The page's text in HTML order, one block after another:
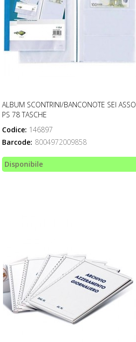
ALBUM SCONTRINI/BANCONOTE SEI ASSO
PS 78 TASCHE
Codice: 146897
Barcode: 8004972009858
Disponibile